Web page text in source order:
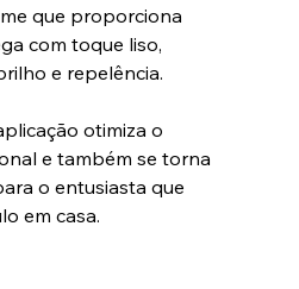
que proporciona
com toque liso,
e repelência.
otimiza o
e também se torna
o entusiasta que
em casa.